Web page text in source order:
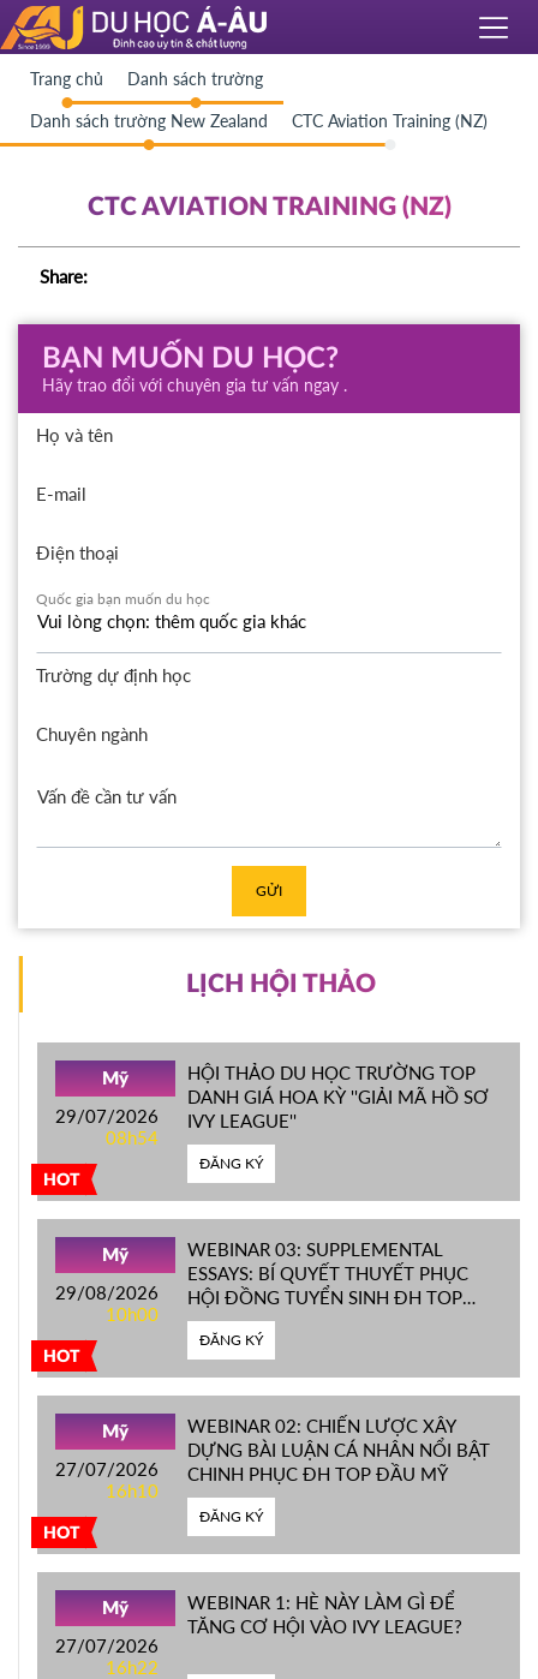
Trang chủ Danh sách trường
Danh sách trường New Zealand CTC Aviation Training (NZ)
CTC AVIATION TRAINING (NZ)
Share:
BẠN MUỐN DU HỌC?
Hãy trao đổi với chuyên gia tư vấn ngay .
Họ và tên
E-mail
Điện thoại
Quốc gia bạn muốn du học
Trường dự định học
Chuyên ngành
GỬI
LỊCH HỘI THẢO
HOT
Mỹ
29/07/2026
08h54
HỘI THẢO DU HỌC TRƯỜNG TOP
DANH GIÁ HOA KỲ ''GIẢI MÃ HỒ SƠ
IVY LEAGUE''
ĐĂNG KÝ
HOT
Mỹ
29/08/2026
10h00
WEBINAR 03: SUPPLEMENTAL
ESSAYS: BÍ QUYẾT THUYẾT PHỤC
HỘI ĐỒNG TUYỂN SINH ĐH TOP
ĐẦU MỸ
ĐĂNG KÝ
HOT
Mỹ
27/07/2026
16h10
WEBINAR 02: CHIẾN LƯỢC XÂY
DỰNG BÀI LUẬN CÁ NHÂN NỔI BẬT
CHINH PHỤC ĐH TOP ĐẦU MỸ
ĐĂNG KÝ
Mỹ
27/07/2026
16h22
WEBINAR 1: HÈ NÀY LÀM GÌ ĐỂ
TĂNG CƠ HỘI VÀO IVY LEAGUE?